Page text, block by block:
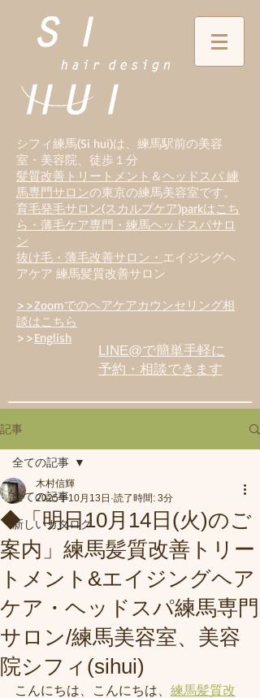
シフィ練馬(Si hui)は、 練馬駅前の美容
室・美容院、徒歩１分
髪質改善トリートメント ＆ヘッドスパ 練
馬専門サロンの東京の練馬美容室です。
育毛発毛サロン(スカルプケア)parkはこち
ら・薄毛ケア専門・練馬ヘッドスパサロ
ン
抜け毛・薄毛改善サロン・ エイジングヘ
アケア 練馬髪質改善サロン
>>Zoomでのヘアケアカウンセリング相
談はこちら
>>English
LINE@で簡単手軽に
予約・相談できます
記事
全ての記事
新しいカタログ
全ての記事
◆「明日10月14日(火)のご
案内」練馬髪質改善トリー
トメント&エイジングヘア
ケア・ヘッドスパ練馬専門
サロン/練馬美容室、美容
院シフィ(sihui)
木村信輝
2025年10月13日 読了時間: 3分
こんにちは、 こんにちは、 練馬髪質改